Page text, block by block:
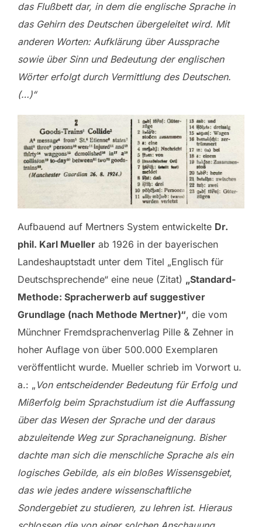
das Flußbett dar, in dem die englische Sprache in
das Gehirn des Deutschen übergeleitet wird. Mit
anderen Worten: Aufklärung über Aussprache
sowie über Sinn und Bedeutung der englischen
Wörter erfolgt durch Vermittlung des Deutschen.
(…)“
Aufbauend auf Mertners System entwickelte Dr.
phil. Karl Mueller ab 1926 in der bayerischen
Landeshauptstadt unter dem Titel „Englisch für
Deutschsprechende“ eine neue (Zitat) „Standard-
Methode: Spracherwerb auf suggestiver
Grundlage (nach Methode Mertner)“, die vom
Münchner Fremdsprachenverlag Pille & Zehner in
hoher Auflage von über 500.000 Exemplaren
veröffentlicht wurde. Mueller schrieb im Vorwort u.
a.: „ Von entscheidender Bedeutung für Erfolg und
Mißerfolg beim Sprachstudium ist die Auffassung
über das Wesen der Sprache und der daraus
abzuleitende Weg zur Sprachaneignung. Bisher
dachte man sich die menschliche Sprache als ein
logisches Gebilde, als ein bloßes Wissensgebiet,
das wie jedes andere wissenschaftliche
Sondergebiet zu studieren, zu lehren ist. Hieraus